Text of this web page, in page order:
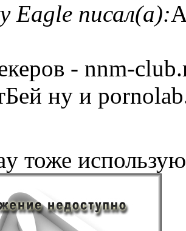
Eagle писал(а):
- nnm-
ну и
тоже